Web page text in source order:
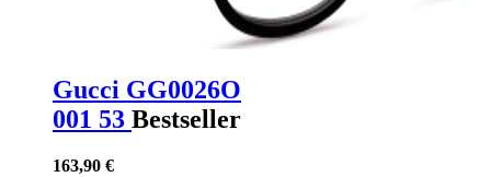
Gucci GG0026O
001 53 Bestseller
163,90 €